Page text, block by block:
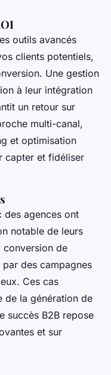
outils avancés
clients potentiels,
Une gestion
à leur intégration
un retour sur
multi-canal,
et optimisation
capter et fidéliser
des agences ont
notable de leurs
conversion de
des campagnes
Ces cas
de la génération de
succès B2B repose
et sur